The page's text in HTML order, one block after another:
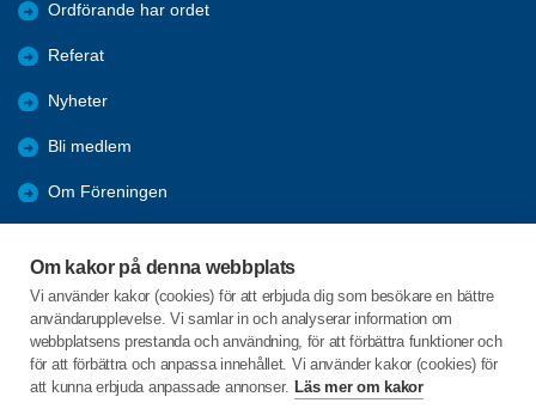
Om kakor på denna webbplats
Vi använder kakor (cookies) för att erbjuda dig som besökare en bättre
användarupplevelse. Vi samlar in och analyserar information om
webbplatsens prestanda och användning, för att förbättra funktioner och
för att förbättra och anpassa innehållet. Vi använder kakor (cookies) för
att kunna erbjuda anpassade annonser. Läs mer om kakor
Ordförande har ordet
Referat
Nyheter
Bli medlem
Om Föreningen
Bli vänmedlem
C/o:Carina Rhodin Nilsson